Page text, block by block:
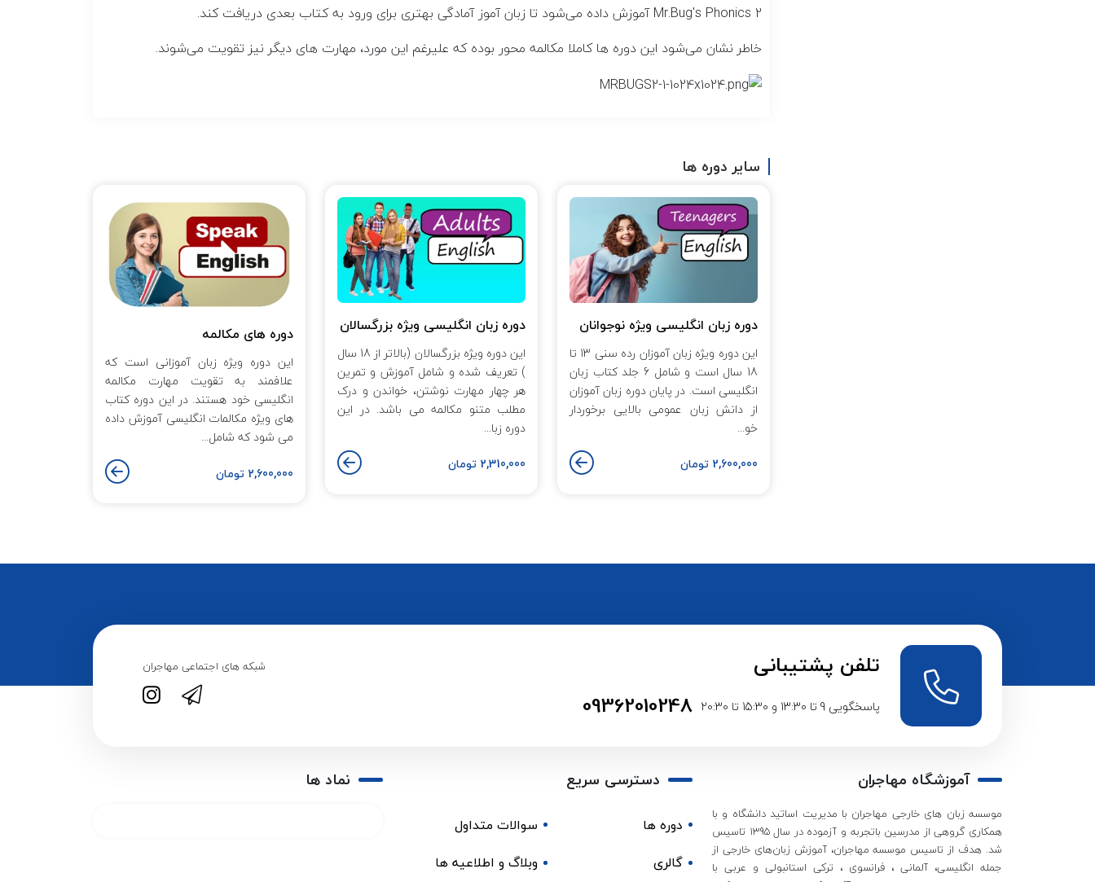
Mr.Bug's Phonics 2 آموزش داده می‌شود تا زبان آموز آمادگی بهتری برای ورود به کتاب بعدی دریافت کند.
خاطر نشان می‌شود این دوره ها کاملا مکالمه محور بوده که علیرغم این مورد، مهارت های دیگر نیز تقویت می‌شوند.
سایر دوره ها
دوره زبان انگلیسی ویژه نوجوانان
این دوره ویژه زبان آموزان رده سنی 13 تا
18 سال است و شامل 6 جلد کتاب زبان
انگلیسی است. در پایان دوره زبان آموزان
از دانش زبان عمومی بالایی برخوردار
خو...
2,600,000 تومان
دوره زبان انگلیسی ویژه بزرگسالان
این دوره ویژه بزرگسالان (بالاتر از 18 سال
) تعریف شده و شامل آموزش و تمرین
هر چهار مهارت نوشتن، خواندن و درک
مطلب متنو مکالمه می باشد. در این
دوره زبا...
2,310,000 تومان
دوره های مکالمه
این دوره ویژه زبان آموزانی است که
علافمند به تقویت مهارت مکالمه
انگلیسی خود هستند. در این دوره کتاب
های ویژه مکالمات انگلیسی آموزش داده
می شود که شامل...
2,600,000 تومان
تلفن پشتیبانی
پاسخگویی 9 تا 13:30 و 15:30 تا 20:30 09362010248
شبکه های اجتماعی مهاجران
آموزشگاه مهاجران
موسسه زبان های خارجی مهاجران با مدیریت اساتید دانشگاه و با
همکاری گروهی از مدرسین باتجربه و آزموده در سال 1395 تاسیس
شد. هدف از تاسیس موسسه مهاجران، آموزش زبان‌های خارجی از
جمله انگلیسی، آلمانی ، فرانسوی ، ترکی استانبولی و عربی با
دسترسی سریع
دوره ها
سوالات متداول
گالری
وبلاگ و اطلاعیه ها
نماد ها